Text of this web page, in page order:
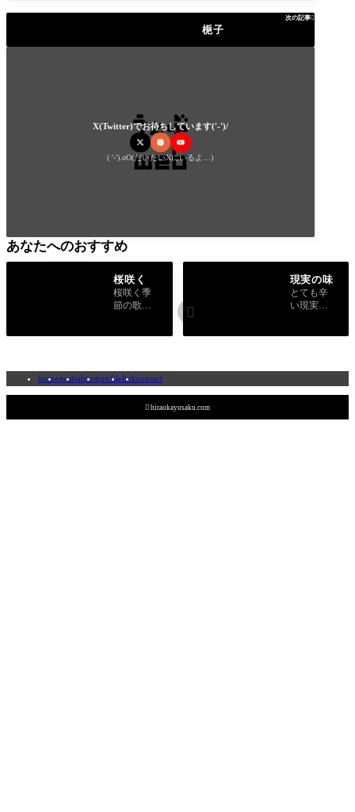
次の記事
梔子
X(Twitter)でお待ちしています('-')/
( '-').oO(だいたいXにいるよ…)
あなたへのおすすめ
桜咲く
桜咲く季
節の歌を
現実の味
とても辛
い現実と

homepostsaboutprofilelinkcontact
 hiraokayusaku.com